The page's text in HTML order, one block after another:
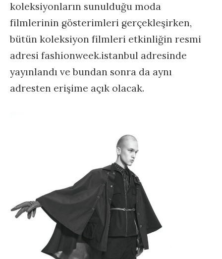
koleksiyonların sunulduğu moda
filmlerinin gösterimleri gerçekleşirken,
bütün koleksiyon filmleri etkinliğin resmi
adresi fashionweek.istanbul adresinde
yayınlandı ve bundan sonra da aynı
adresten erişime açık olacak.